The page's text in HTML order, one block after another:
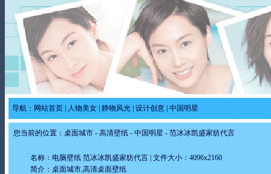
导航：网站首页|人物美女|静物风光|设计创意|中国明星
您当前的位置： 桌面城市 - 高清壁纸 - 中国明星 - 范冰冰凯盛家纺代言
名称：电脑壁纸 范冰冰凯盛家纺代言 | 文件大小：4096x2160
简介：桌面城市,高清桌面壁纸